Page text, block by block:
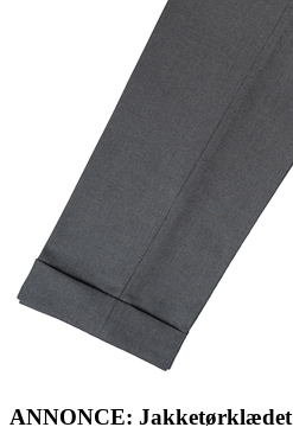
ANNONCE: Jakketørklædet